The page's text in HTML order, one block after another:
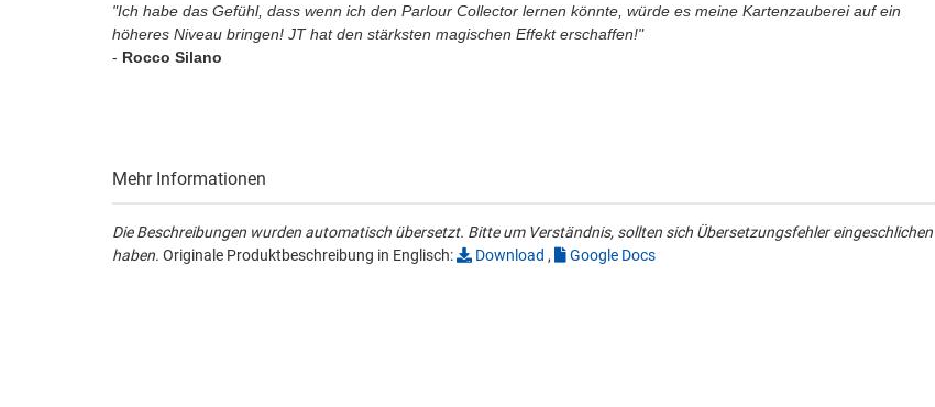
"Ich habe das Gefühl, dass wenn ich den Parlour Collector lernen könnte, würde es meine Kartenzauberei auf ein
höheres Niveau bringen! JT hat den stärksten magischen Effekt erschaffen!"
- Rocco Silano
Mehr Informationen
Die Beschreibungen wurden automatisch übersetzt. Bitte um Verständnis, sollten sich Übersetzungsfehler eingeschlichen
haben. Originale Produktbeschreibung in Englisch: Download , Google Docs